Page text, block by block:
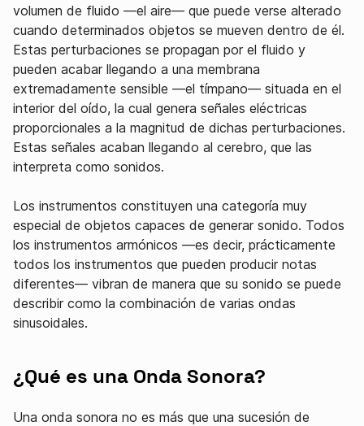
volumen de fluido —el aire— que puede verse alterado
cuando determinados objetos se mueven dentro de él.
Estas perturbaciones se propagan por el fluido y
pueden acabar llegando a una membrana
extremadamente sensible —el tímpano— situada en el
interior del oído, la cual genera señales eléctricas
proporcionales a la magnitud de dichas perturbaciones.
Estas señales acaban llegando al cerebro, que las
interpreta como sonidos.
Los instrumentos constituyen una categoría muy
especial de objetos capaces de generar sonido. Todos
los instrumentos armónicos —es decir, prácticamente
todos los instrumentos que pueden producir notas
diferentes— vibran de manera que su sonido se puede
describir como la combinación de varias ondas
sinusoidales.
¿Qué es una Onda Sonora?
Una onda sonora no es más que una sucesión de